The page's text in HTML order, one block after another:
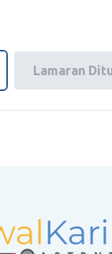
Lamaran